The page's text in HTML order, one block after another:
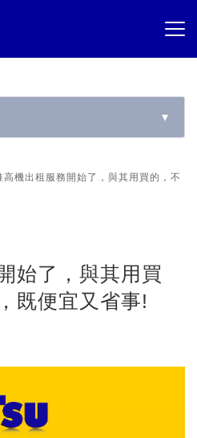
出租服務開始了，與其用買的，不
始了，與其用買
既便宜又省事!